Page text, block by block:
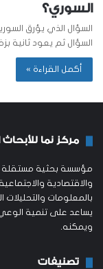
السوري؟
السؤال الذي يؤرق
السؤال ثم يعود
أكمل القراءة »
مركز نما
مؤسسة بحثية مستقلة
والاقتصادية
بالمعلومات والتحليلات
يساعد على تنمية
ويمكنه.
تصنيفات